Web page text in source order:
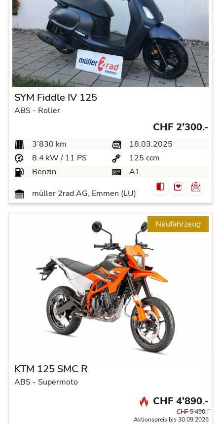
SYM Fiddle IV 125
ABS - Roller
CHF 2’300.-
3’830 km
18.03.2025
8.4 kW / 11 PS
125 ccm
Benzin
A1
müller 2rad AG, Emmen (LU)
Neufahrzeug
KTM 125 SMC R
ABS - Supermoto
CHF 4’890.-
CHF 5’490.-
Aktionspreis bis 30.09.2026